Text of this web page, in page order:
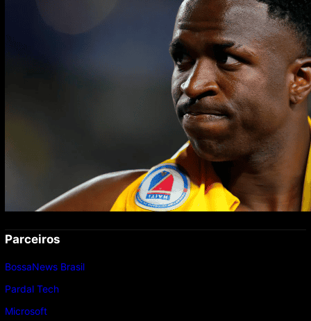
Parceiros
BossaNews Brasil
Pardal Tech
Microsoft